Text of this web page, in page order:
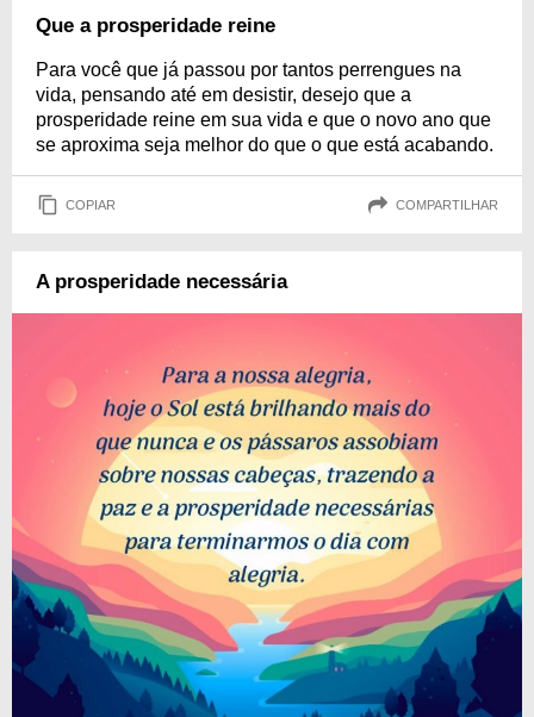
Que a prosperidade reine
Para você que já passou por tantos perrengues na
vida, pensando até em desistir, desejo que a
prosperidade reine em sua vida e que o novo ano que
se aproxima seja melhor do que o que está acabando.
COPIAR COMPARTILHAR
A prosperidade necessária